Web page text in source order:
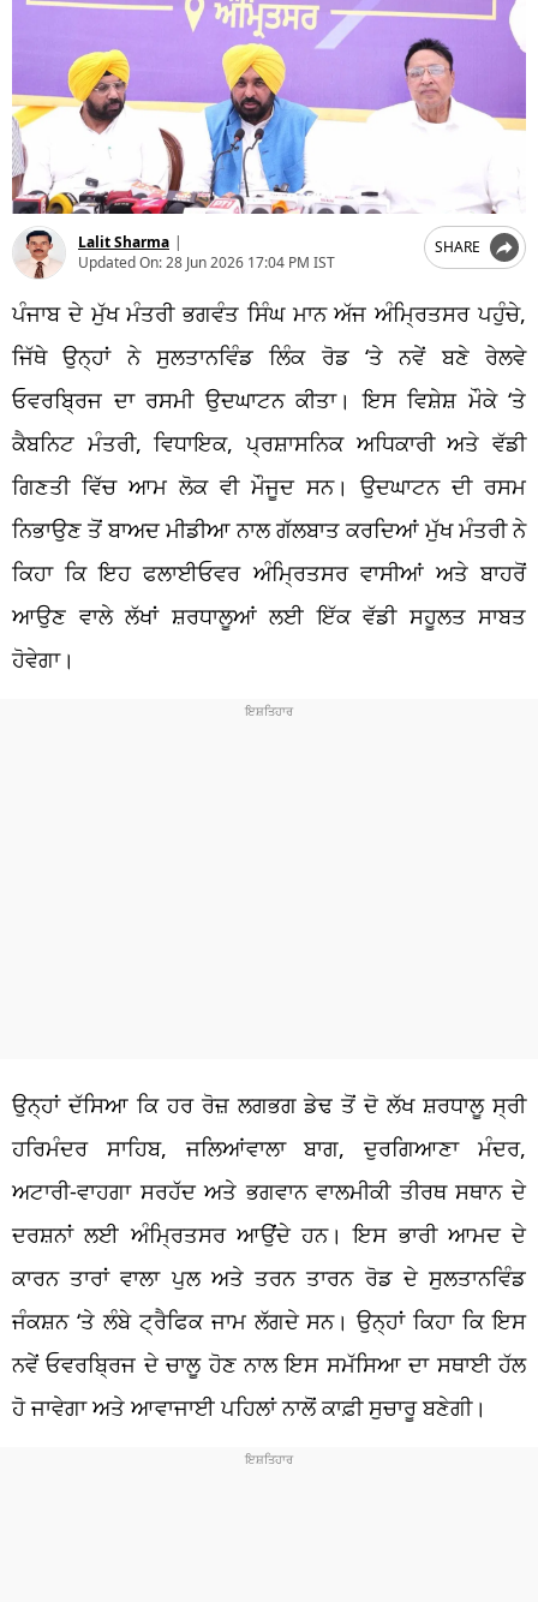
Lalit Sharma |
Updated On:28 Jun 2026 17:04 PM IST
SHARE
ਪੰਜਾਬ ਦੇ ਮੁੱਖ ਮੰਤਰੀ ਭਗਵੰਤ ਸਿੰਘ ਮਾਨ ਅੱਜ ਅੰਮ੍ਰਿਤਸਰ ਪਹੁੰਚੇ,
ਜਿੱਥੇ ਉਨ੍ਹਾਂ ਨੇ ਸੁਲਤਾਨਵਿੰਡ ਲਿੰਕ ਰੋਡ ‘ਤੇ ਨਵੇਂ ਬਣੇ ਰੇਲਵੇ
ਓਵਰਬ੍ਰਿਜ ਦਾ ਰਸਮੀ ਉਦਘਾਟਨ ਕੀਤਾ। ਇਸ ਵਿਸ਼ੇਸ਼ ਮੌਕੇ ‘ਤੇ
ਕੈਬਨਿਟ ਮੰਤਰੀ, ਵਿਧਾਇਕ, ਪ੍ਰਸ਼ਾਸਨਿਕ ਅਧਿਕਾਰੀ ਅਤੇ ਵੱਡੀ
ਗਿਣਤੀ ਵਿੱਚ ਆਮ ਲੋਕ ਵੀ ਮੌਜੂਦ ਸਨ। ਉਦਘਾਟਨ ਦੀ ਰਸਮ
ਨਿਭਾਉਣ ਤੋਂ ਬਾਅਦ ਮੀਡੀਆ ਨਾਲ ਗੱਲਬਾਤ ਕਰਦਿਆਂ ਮੁੱਖ ਮੰਤਰੀ ਨੇ
ਕਿਹਾ ਕਿ ਇਹ ਫਲਾਈਓਵਰ ਅੰਮ੍ਰਿਤਸਰ ਵਾਸੀਆਂ ਅਤੇ ਬਾਹਰੋਂ
ਆਉਣ ਵਾਲੇ ਲੱਖਾਂ ਸ਼ਰਧਾਲੂਆਂ ਲਈ ਇੱਕ ਵੱਡੀ ਸਹੂਲਤ ਸਾਬਤ
ਹੋਵੇਗਾ।
ਉਨ੍ਹਾਂ ਦੱਸਿਆ ਕਿ ਹਰ ਰੋਜ਼ ਲਗਭਗ ਡੇਢ ਤੋਂ ਦੋ ਲੱਖ ਸ਼ਰਧਾਲੂ ਸ੍ਰੀ
ਹਰਿਮੰਦਰ ਸਾਹਿਬ, ਜਲਿਆਂਵਾਲਾ ਬਾਗ, ਦੁਰਗਿਆਣਾ ਮੰਦਰ,
ਅਟਾਰੀ-ਵਾਹਗਾ ਸਰਹੱਦ ਅਤੇ ਭਗਵਾਨ ਵਾਲਮੀਕੀ ਤੀਰਥ ਸਥਾਨ ਦੇ
ਦਰਸ਼ਨਾਂ ਲਈ ਅੰਮ੍ਰਿਤਸਰ ਆਉਂਦੇ ਹਨ। ਇਸ ਭਾਰੀ ਆਮਦ ਦੇ
ਕਾਰਨ ਤਾਰਾਂ ਵਾਲਾ ਪੁਲ ਅਤੇ ਤਰਨ ਤਾਰਨ ਰੋਡ ਦੇ ਸੁਲਤਾਨਵਿੰਡ
ਜੰਕਸ਼ਨ ‘ਤੇ ਲੰਬੇ ਟ੍ਰੈਫਿਕ ਜਾਮ ਲੱਗਦੇ ਸਨ। ਉਨ੍ਹਾਂ ਕਿਹਾ ਕਿ ਇਸ
ਨਵੇਂ ਓਵਰਬ੍ਰਿਜ ਦੇ ਚਾਲੂ ਹੋਣ ਨਾਲ ਇਸ ਸਮੱਸਿਆ ਦਾ ਸਥਾਈ ਹੱਲ
ਹੋ ਜਾਵੇਗਾ ਅਤੇ ਆਵਾਜਾਈ ਪਹਿਲਾਂ ਨਾਲੋਂ ਕਾਫ਼ੀ ਸੁਚਾਰੂ ਬਣੇਗੀ।